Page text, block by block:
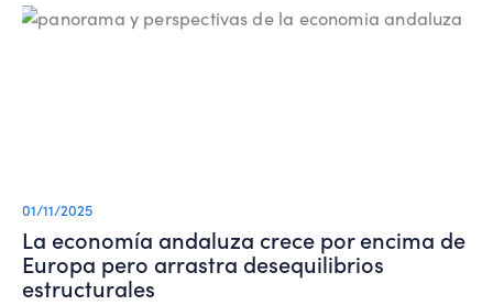
01/11/2025
La economía andaluza crece por encima de
Europa pero arrastra desequilibrios
estructurales